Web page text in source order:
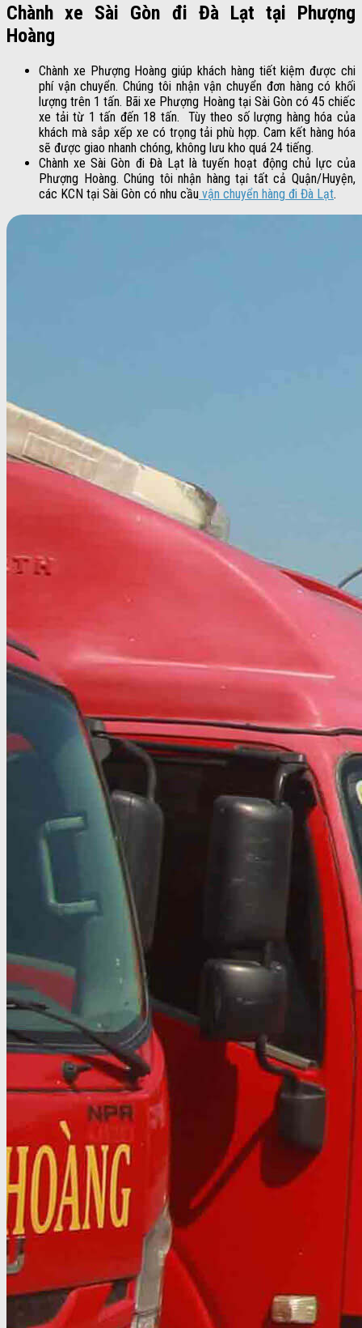
Chành xe Sài Gòn đi Đà Lạt tại Phượng
Hoàng
Chành xe Phượng Hoàng giúp khách hàng tiết kiệm được chi
phí vận chuyển. Chúng tôi nhận vận chuyển đơn hàng có khối
lượng trên 1 tấn. Bãi xe Phượng Hoàng tại Sài Gòn có 45 chiếc
xe tải từ 1 tấn đến 18 tấn. Tùy theo số lượng hàng hóa của
khách mà sắp xếp xe có trọng tải phù hợp. Cam kết hàng hóa
sẽ được giao nhanh chóng, không lưu kho quá 24 tiếng.
Chành xe Sài Gòn đi Đà Lạt là tuyến hoạt động chủ lực của
Phượng Hoàng. Chúng tôi nhận hàng tại tất cả Quận/Huyện,
các KCN tại Sài Gòn có nhu cầu vận chuyển hàng đi Đà Lạt.